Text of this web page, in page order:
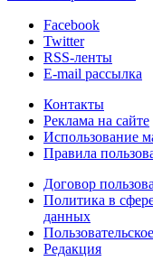
Facebook
Twitter
RSS-ленты
E-mail рассылка
Контакты
Реклама на сайте
Использование
Правила
Договор
Политика в
данных
Редакция